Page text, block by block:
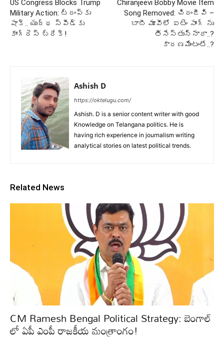
US Congress Blocks Trump
Military Action: ట్రంప్‌కు
షాక్‌.. యుద్ధ స్పీడ్‌కు
కాంగ్రెస్‌ బ్రేక్‌!
Chiranjeevi Bobby Movie Item
Song Removed: చిరంజీవి –
బాబీ మూవీలో ఐటెం సాంగ్ ను
తీసేస్తున్నారా..?
కారణమేంటంటే..?
Ashish D
https://oktelugu.com/
Ashish. D is a senior content writer with good
Knowledge on Telangana politics. He is
having rich experience in journalism writing
analytical stories on latest political trends.
Related News
CM Ramesh Bengal Political Strategy: బెంగాల్
లో ఏపీ ఎంపీ రాజకీయ మంత్రాంగం!